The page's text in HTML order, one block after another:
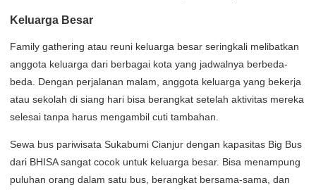
Keluarga Besar
Family gathering atau reuni keluarga besar seringkali melibatkan
anggota keluarga dari berbagai kota yang jadwalnya berbeda-
beda. Dengan perjalanan malam, anggota keluarga yang bekerja
atau sekolah di siang hari bisa berangkat setelah aktivitas mereka
selesai tanpa harus mengambil cuti tambahan.
Sewa bus pariwisata Sukabumi Cianjur dengan kapasitas Big Bus
dari BHISA sangat cocok untuk keluarga besar. Bisa menampung
puluhan orang dalam satu bus, berangkat bersama-sama, dan